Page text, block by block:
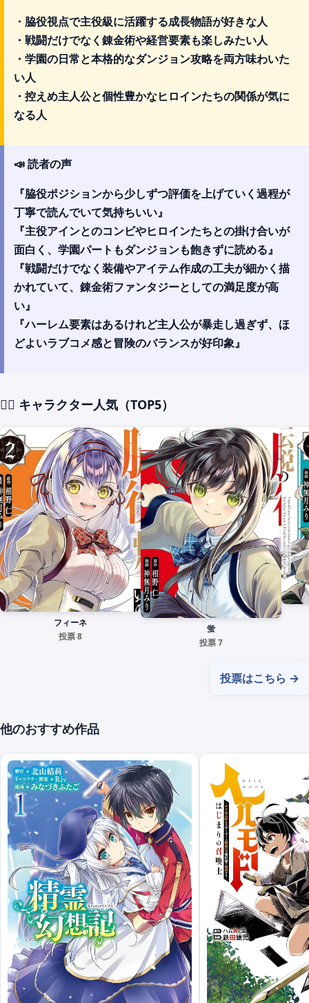
・脇役視点で主役級に活躍する成長物語が好きな人
・戦闘だけでなく錬金術や経営要素も楽しみたい人
・学園の日常と本格的なダンジョン攻略を両方味わいた
い人
・控えめ主人公と個性豊かなヒロインたちの関係が気に
なる人
📣 読者の声
『脇役ポジションから少しずつ評価を上げていく過程が
丁寧で読んでいて気持ちいい』
『主役アインとのコンビやヒロインたちとの掛け合いが
面白く、学園パートもダンジョンも飽きずに読める』
『戦闘だけでなく装備やアイテム作成の工夫が細かく描
かれていて、錬金術ファンタジーとしての満足度が高
い』
『ハーレム要素はあるけれど主人公が暴走し過ぎず、ほ
どよいラブコメ感と冒険のバランスが好印象』
🧙‍♀️ キャラクター人気（TOP5）
フィーネ
投票 8
蛍
投票 7
投票はこちら →
他のおすすめ作品